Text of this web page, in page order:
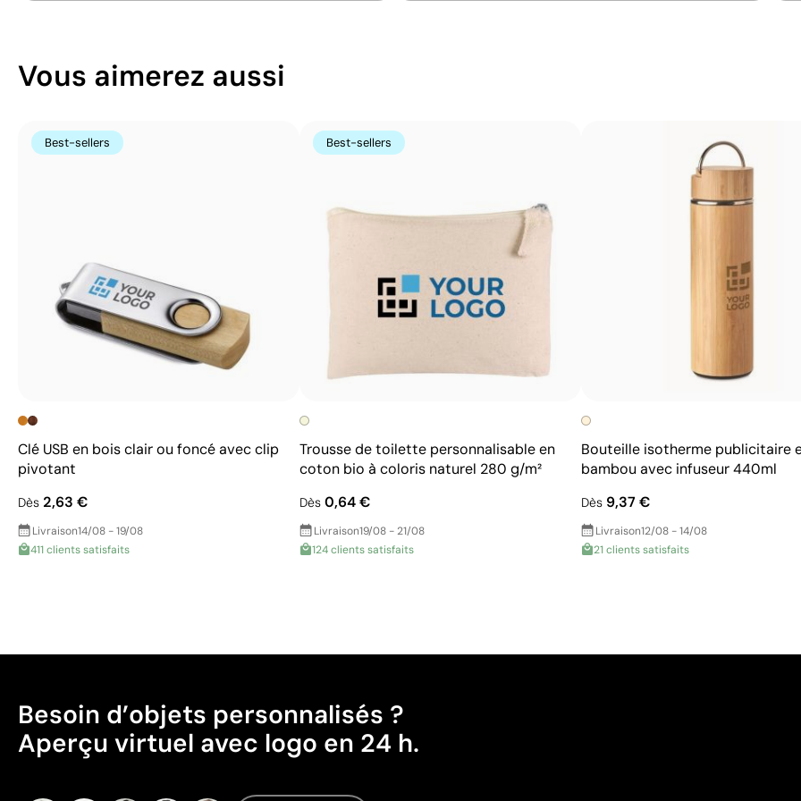
Reproduit des images couleur avec un grand niveau
Parfaite pour les designs avec dégradés et ombres
Technique d’impression économique
Vous aimerez aussi
Best-sellers
Clé USB en bois clair ou foncé avec clip
pivotant
Dès 2,63 €
Livraison14/08 - 19/08
411 clients satisfaits
Best-sellers
Trousse de toilette personnalisable en
coton bio à coloris naturel 280 g/m²
Dès0,64 €
Livraison19/08 - 21/08
124 clients satisfaits
Bouteille isotherme publicitaire
bambou avec infuseur 440ml
Dès9,37 €
Livraison12/08 - 14/08
21 clients satisfaits
Besoin d’objets personnalisés ?
Aperçu virtuel avec logo en 24 h.